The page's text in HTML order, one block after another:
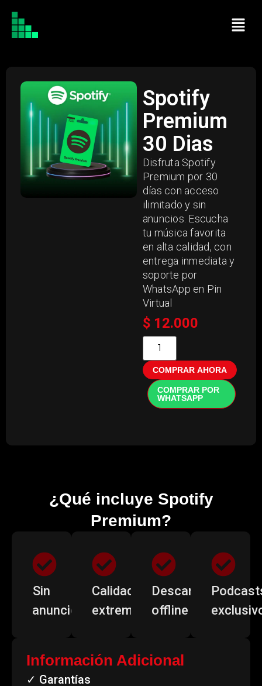
Spotify
Premium
30 Dias
Disfruta Spotify
Premium por 30
días con acceso
ilimitado y sin
anuncios. Escucha
tu música favorita
en alta calidad, con
entrega inmediata y
soporte por
WhatsApp en Pin
Virtual
$12.000
COMPRAR AHORA
COMPRAR POR
WHATSAPP
¿Qué incluye Spotify
Premium?
Sin
anuncios
Calidad
extrema
Descargas
offline
Información Adicional
✓ Garantías